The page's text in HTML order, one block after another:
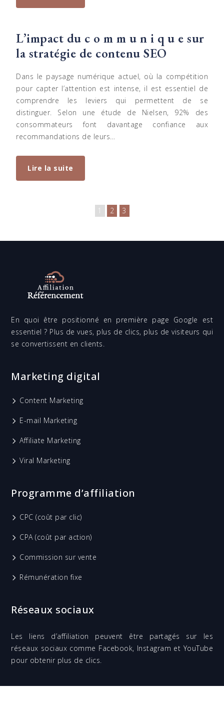
L’impact du c o m m u n i q u e sur
la stratégie de contenu SEO
Dans le paysage numérique actuel, où la compétition
pour capter l’attention est intense, il est essentiel de
comprendre les leviers qui permettent de se
distinguer. Selon une étude de Nielsen, 92% des
consommateurs font davantage confiance aux
recommandations de leurs…
Lire la suite
1 2 3
En quoi être positionné en première page Google est
essentiel ? Plus de vues, plus de clics, plus de visiteurs qui
se convertissent en clients.
Marketing digital
Content Marketing
E-mail Marketing
Affiliate Marketing
Viral Marketing
Programme d’affiliation
CPC (coût par clic)
CPA (coût par action)
Commission sur vente
Rémunération fixe
Réseaux sociaux
Les liens d’affiliation peuvent être partagés sur les
réseaux sociaux comme Facebook, Instagram et YouTube
pour obtenir plus de clics.